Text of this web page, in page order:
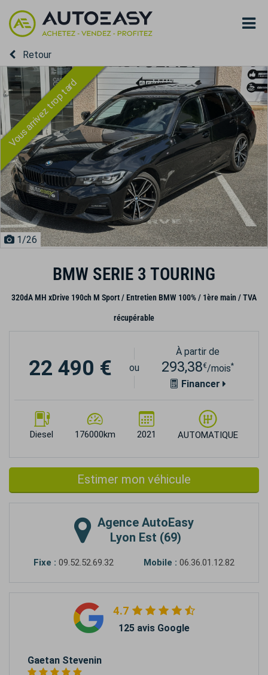
Retour
Vous arrivez trop tard
1/26
BMW SERIE 3 TOURING
320dA MH xDrive 190ch M Sport / Entretien BMW 100% / 1ère main / TVA
récupérable
Diesel 176000km 2021 AUTOMATIQUE
22 490 € ou
À partir de
293,38€/mois*
Financer
Estimer mon véhicule
Agence AutoEasy
Lyon Est (69)
Fixe : 09.52.52.69.32 Mobile : 06.36.01.12.82
4.7
125 avis Google
Gaetan Stevenin